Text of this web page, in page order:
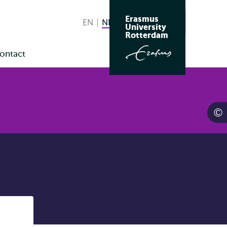
taal
EN English
NL Nederlands huidige taal
Zoeken
Erasmus
University
Rotterdam